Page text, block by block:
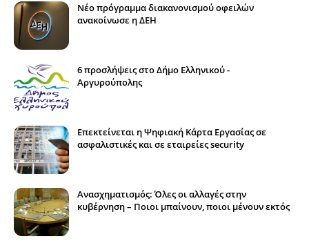
Νέο πρόγραμμα διακανονισμού οφειλών
ανακοίνωσε η ΔΕΗ
6 προσλήψεις στο Δήμο Ελληνικού -
Αργυρούπολης
Επεκτείνεται η Ψηφιακή Κάρτα Εργασίας σε
ασφαλιστικές και σε εταιρείες security
Ανασχηματισμός: Όλες οι αλλαγές στην
κυβέρνηση – Ποιοι μπαίνουν, ποιοι μένουν εκτός